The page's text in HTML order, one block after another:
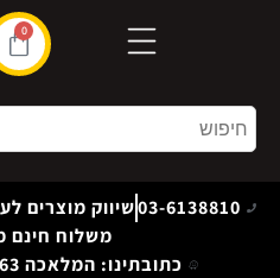
0
03-6138810שיווק מוצרים
משלוח חינם מעל
כתובתינו: המלאכה 63 ,אזור התעשיה חולון